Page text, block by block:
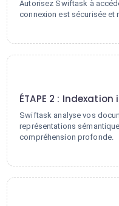
Autorisez Swiftask à
connexion est sécurisée
ÉTAPE 2 :
Swiftask analyse vos
représentations
compréhension profonde.